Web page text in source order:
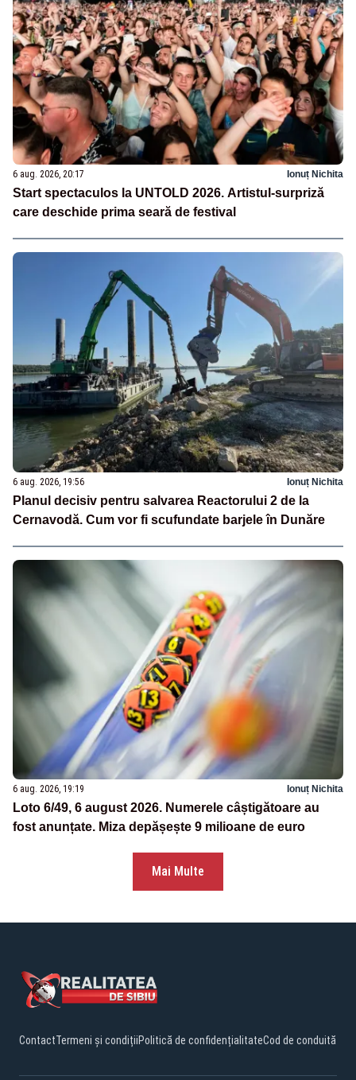
6 aug. 2026, 20:17 Ionuț Nichita
Start spectaculos la UNTOLD 2026. Artistul-surpriză
care deschide prima seară de festival
6 aug. 2026, 19:56 Ionuț Nichita
Planul decisiv pentru salvarea Reactorului 2 de la
Cernavodă. Cum vor fi scufundate barjele în Dunăre
6 aug. 2026, 19:19 Ionuț Nichita
Loto 6/49, 6 august 2026. Numerele câștigătoare au
fost anunțate. Miza depășește 9 milioane de euro
Mai Multe
ContactTermeni și condițiiPolitică de confidențialitateCod de conduită